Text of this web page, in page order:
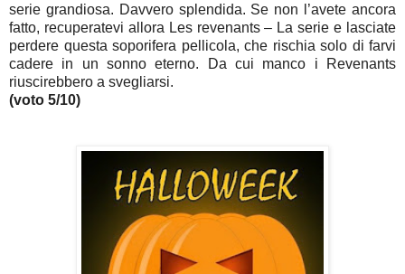
serie grandiosa. Davvero splendida. Se non l’avete ancora
fatto, recuperatevi allora Les revenants – La serie e lasciate
perdere questa soporifera pellicola, che rischia solo di farvi
cadere in un sonno eterno. Da cui manco i Revenants
riuscirebbero a svegliarsi.
(voto 5/10)